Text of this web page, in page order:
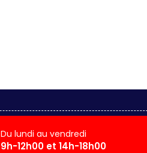
Du lundi au vendredi
9h-12h00 et 14h-18h00